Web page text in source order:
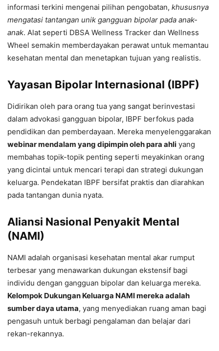
informasi terkini mengenai pilihan pengobatan, khususnya
mengatasi tantangan unik gangguan bipolar pada anak-
anak. Alat seperti DBSA Wellness Tracker dan Wellness
Wheel semakin memberdayakan perawat untuk memantau
kesehatan mental dan menetapkan tujuan yang realistis.
Yayasan Bipolar Internasional (IBPF)
Didirikan oleh para orang tua yang sangat berinvestasi
dalam advokasi gangguan bipolar, IBPF berfokus pada
pendidikan dan pemberdayaan. Mereka menyelenggarakan
webinar mendalam yang dipimpin oleh para ahli yang
membahas topik-topik penting seperti meyakinkan orang
yang dicintai untuk mencari terapi dan strategi dukungan
keluarga. Pendekatan IBPF bersifat praktis dan diarahkan
pada tantangan dunia nyata.
Aliansi Nasional Penyakit Mental
(NAMI)
NAMI adalah organisasi kesehatan mental akar rumput
terbesar yang menawarkan dukungan ekstensif bagi
individu dengan gangguan bipolar dan keluarga mereka.
Kelompok Dukungan Keluarga NAMI mereka adalah
sumber daya utama, yang menyediakan ruang aman bagi
pengasuh untuk berbagi pengalaman dan belajar dari
rekan-rekannya.